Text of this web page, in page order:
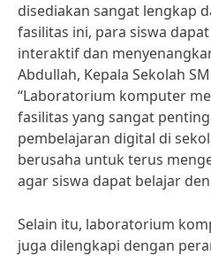
disediakan sangat lengkap
fasilitas ini, para siswa
interaktif dan
Abdullah, Kepala Sekolah
“Laboratorium komputer
fasilitas yang sangat
pembelajaran digital di
berusaha untuk terus
agar siswa dapat belajar
Selain itu, laboratorium
juga dilengkapi dengan